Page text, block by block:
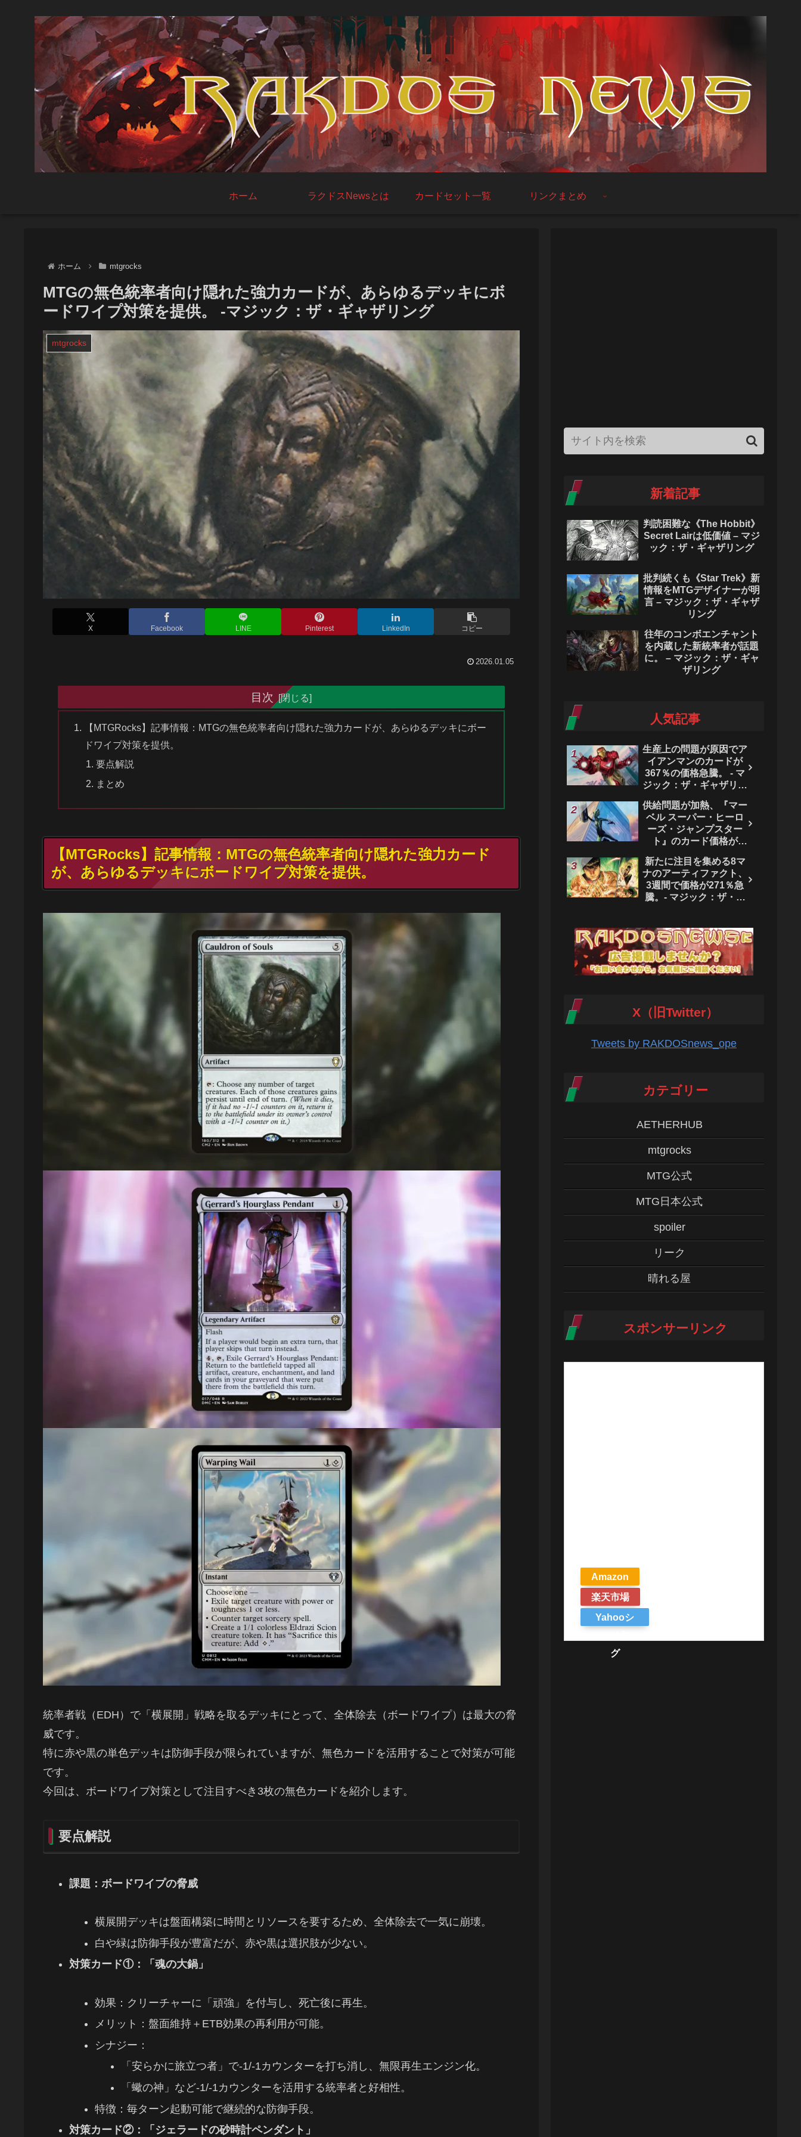
ホーム ラクドスNewsとは カードセット一覧 リンクまとめ
ホーム mtgrocks
MTGの無色統率者向け隠れた強力カードが、あらゆるデッキにボ
ードワイプ対策を提供。 -マジック：ザ・ギャザリング
mtgrocks
X Facebook LINE Pinterest LinkedIn コピー
2026.01.05
目次
【MTGRocks】記事情報：MTGの無色統率者向け隠れた強力カードが、あらゆるデッキにボー
ドワイプ対策を提供。
要点解説
まとめ
【MTGRocks】記事情報：MTGの無色統率者向け隠れた強力カード
が、あらゆるデッキにボードワイプ対策を提供。
統率者戦（EDH）で「横展開」戦略を取るデッキにとって、全体除去（ボードワイプ）は最大の脅
威です。
特に赤や黒の単色デッキは防御手段が限られていますが、無色カードを活用することで対策が可能
です。
今回は、ボードワイプ対策として注目すべき3枚の無色カードを紹介します。
要点解説
課題：ボードワイプの脅威
横展開デッキは盤面構築に時間とリソースを要するため、全体除去で一気に崩壊。
白や緑は防御手段が豊富だが、赤や黒は選択肢が少ない。
対策カード①：「魂の大鍋」
効果：クリーチャーに「頑強」を付与し、死亡後に再生。
メリット：盤面維持＋ETB効果の再利用が可能。
シナジー：
「安らかに旅立つ者」で-1/-1カウンターを打ち消し、無限再生エンジン化。
「蠍の神」など-1/-1カウンターを活用する統率者と好相性。
特徴：毎ターン起動可能で継続的な防御手段。
対策カード②：「ジェラードの砂時計ペンダント」
新着記事
判読困難な《The Hobbit》
Secret Lairは低価値 – マジ
ック：ザ・ギャザリング
批判続くも《Star Trek》新
情報をMTGデザイナーが明
言 – マジック：ザ・ギャザ
リング
往年のコンボエンチャント
を内蔵した新統率者が話題
に。 – マジック：ザ・ギャ
ザリング
人気記事
生産上の問題が原因でア
イアンマンのカードが
367％の価格急騰。 - マ
ジック：ザ・ギャザリン
供給問題が加熱、『マー
ベル スーパー・ヒーロ
ーズ・ジャンプスター
ト』のカード価格が
ク：ザ・ギャザリング
新たに注目を集める8マ
ナのアーティファクト、
3週間で価格が271％急
騰。- マジック：ザ・ギ
X（旧Twitter）
Tweets by RAKDOSnews_ope
カテゴリー
AETHERHUB
mtgrocks
MTG公式
MTG日本公式
spoiler
リーク
晴れる屋
スポンサーリンク
Amazon
楽天市場
Yahooシ
グ